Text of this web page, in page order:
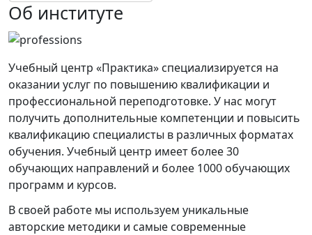
Об институте
Учебный центр «Практика» специализируется на
оказании услуг по повышению квалификации и
профессиональной переподготовке. У нас могут
получить дополнительные компетенции и повысить
квалификацию специалисты в различных форматах
обучения. Учебный центр имеет более 30
обучающих направлений и более 1000 обучающих
программ и курсов.
В своей работе мы используем уникальные
авторские методики и самые современные